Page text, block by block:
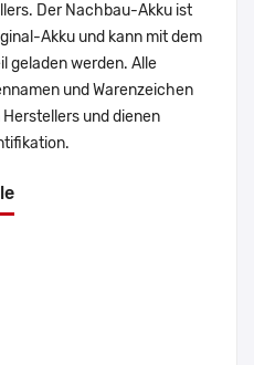
Der Nachbau-Akku ist
Akku und kann mit dem
geladen werden. Alle
und Warenzeichen
und dienen